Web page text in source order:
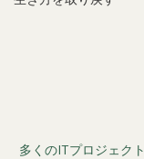
多くのITプロジェク